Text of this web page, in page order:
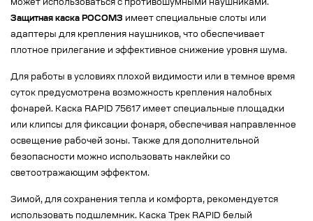
может использоваться с противошумными наушниками.
Защитная каска РОСОМЗ имеет специальные слоты или
адаптеры для крепления наушников, что обеспечивает
плотное прилегание и эффективное снижение уровня шума.
Для работы в условиях плохой видимости или в темное время
суток предусмотрена возможность крепления налобных
фонарей. Каска RAPID 75617 имеет специальные площадки
или клипсы для фиксации фонаря, обеспечивая направленное
освещение рабочей зоны. Также для дополнительной
безопасности можно использовать наклейки со
светоотражающим эффектом.
Зимой, для сохранения тепла и комфорта, рекомендуется
использовать подшлемник. Каска Трек RAPID белый